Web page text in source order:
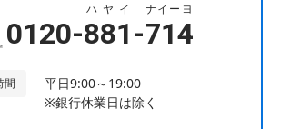
0120-881
ハヤイ
-714
ナイーヨ
間
平日9:00～19:00
※銀行休業日は除く